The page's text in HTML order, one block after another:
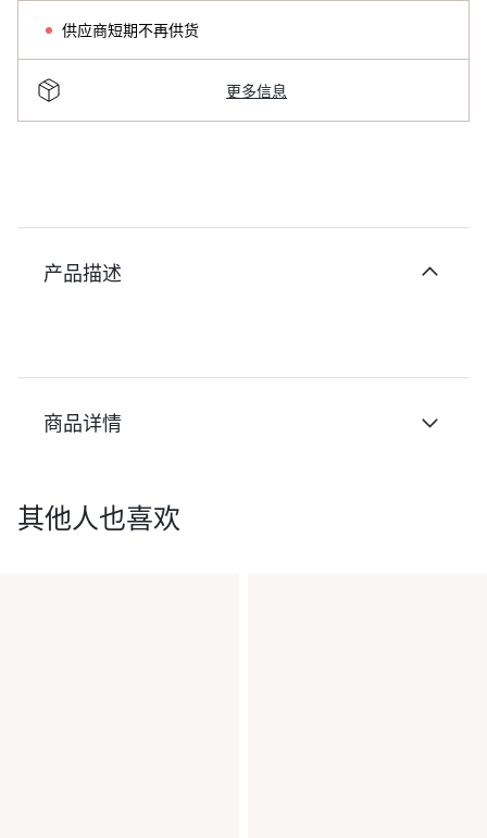
供应商短期不再供货
更多信息
产品描述
商品详情
其他人也喜欢